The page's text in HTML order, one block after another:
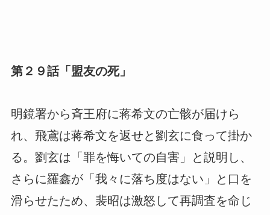
第２９話「盟友の死」
明鏡署から斉王府に蒋希文の亡骸が届けら
れ、飛鳶は蒋希文を返せと劉玄に食って掛か
る。劉玄は「罪を悔いての自害」と説明し、
さらに羅鑫が「我々に落ち度はない」と口を
滑らせたため、裴昭は激怒して再調査を命じ